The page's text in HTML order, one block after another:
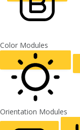
FONT WEIGHT
Color Modules
LIGHT CONTRAST
Orientation Modules